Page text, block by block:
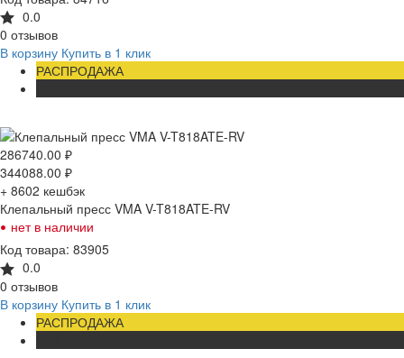
0.0
0 отзывов
В корзину Купить в 1 клик
РАСПРОДАЖА
286740.00 ₽
344088.00 ₽
+ 8602 кешбэк
Клепальный пресс VMA V-T818ATE-RV
• нет в наличии
Код товара: 83905
0.0
0 отзывов
В корзину Купить в 1 клик
РАСПРОДАЖА